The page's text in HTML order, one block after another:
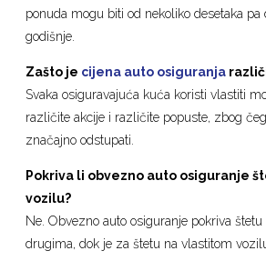
ponuda mogu biti od nekoliko desetaka
godišnje.
Zašto je cijena auto osiguranja
Svaka osiguravajuća kuća koristi vlastiti
različite akcije i različite popuste, zbog
značajno odstupati.
Pokriva li obvezno auto osiguranje
vozilu?
Ne. Obvezno auto osiguranje pokriva
drugima, dok je za štetu na vlastitom